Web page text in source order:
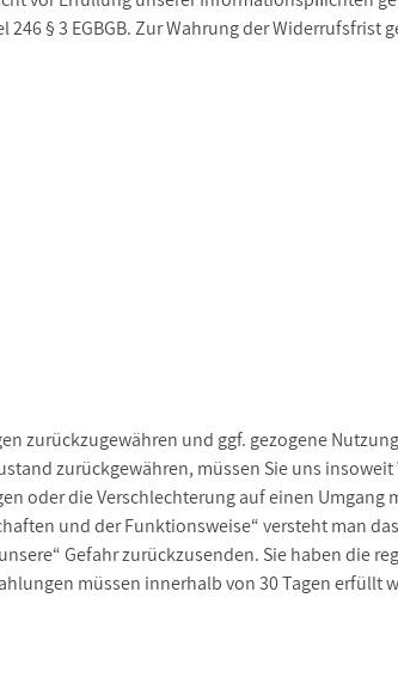
§ 3 EGBGB. Zur Wahrung der
zurückzugewähren und ggf. gezogene
zurückgewähren, müssen Sie uns
oder die Verschlechterung auf einen
und der Funktionsweise“ versteht man
Gefahr zurückzusenden. Sie haben die
müssen innerhalb von 30 Tagen erfüllt